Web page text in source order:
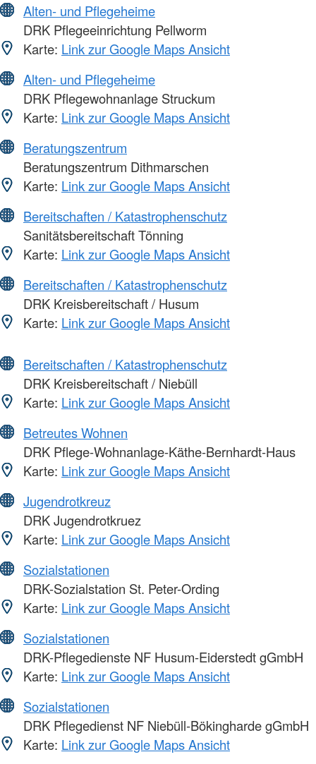
Alten- und Pflegeheime
DRK Pflegeeinrichtung Pellworm
Karte: Link zur Google Maps Ansicht
Alten- und Pflegeheime
DRK Pflegewohnanlage Struckum
Karte: Link zur Google Maps Ansicht
Beratungszentrum
Beratungszentrum Dithmarschen
Karte: Link zur Google Maps Ansicht
Bereitschaften / Katastrophenschutz
Sanitätsbereitschaft Tönning
Karte: Link zur Google Maps Ansicht
Bereitschaften / Katastrophenschutz
DRK Kreisbereitschaft / Husum
Karte: Link zur Google Maps Ansicht
Bereitschaften / Katastrophenschutz
DRK Kreisbereitschaft / Niebüll
Karte: Link zur Google Maps Ansicht
Betreutes Wohnen
DRK Pflege-Wohnanlage-Käthe-Bernhardt-Haus
Karte: Link zur Google Maps Ansicht
Jugendrotkreuz
DRK Jugendrotkruez
Karte: Link zur Google Maps Ansicht
Sozialstationen
DRK-Sozialstation St. Peter-Ording
Karte: Link zur Google Maps Ansicht
Sozialstationen
DRK-Pflegedienste NF Husum-Eiderstedt gGmbH
Karte: Link zur Google Maps Ansicht
Sozialstationen
DRK Pflegedienst NF Niebüll-Bökingharde gGmbH
Karte: Link zur Google Maps Ansicht